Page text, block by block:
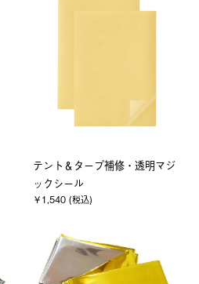
テント＆タープ補修・透明マジ
ックシール
￥1,540 (税込)